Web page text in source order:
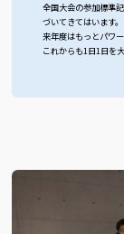
全国大会の参加標準
づいてきてはいます。
来年度はもっとパワ
これからも1日1日を